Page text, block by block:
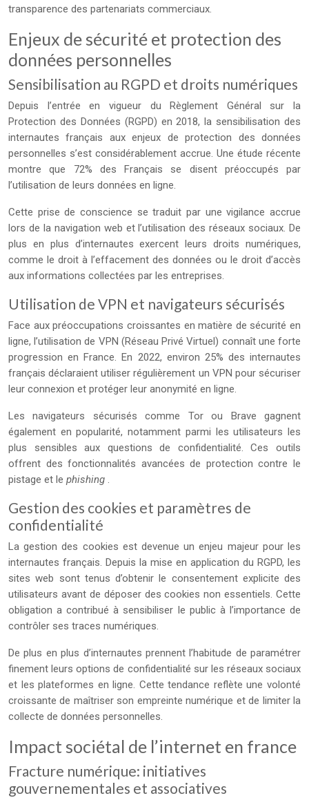
transparence des partenariats commerciaux.
Enjeux de sécurité et protection des
données personnelles
Sensibilisation au RGPD et droits numériques
Depuis l’entrée en vigueur du Règlement Général sur la
Protection des Données (RGPD) en 2018, la sensibilisation des
internautes français aux enjeux de protection des données
personnelles s’est considérablement accrue. Une étude récente
montre que 72% des Français se disent préoccupés par
l’utilisation de leurs données en ligne.
Cette prise de conscience se traduit par une vigilance accrue
lors de la navigation web et l’utilisation des réseaux sociaux. De
plus en plus d’internautes exercent leurs droits numériques,
comme le droit à l’effacement des données ou le droit d’accès
aux informations collectées par les entreprises.
Utilisation de VPN et navigateurs sécurisés
Face aux préoccupations croissantes en matière de sécurité en
ligne, l’utilisation de VPN (Réseau Privé Virtuel) connaît une forte
progression en France. En 2022, environ 25% des internautes
français déclaraient utiliser régulièrement un VPN pour sécuriser
leur connexion et protéger leur anonymité en ligne.
Les navigateurs sécurisés comme Tor ou Brave gagnent
également en popularité, notamment parmi les utilisateurs les
plus sensibles aux questions de confidentialité. Ces outils
offrent des fonctionnalités avancées de protection contre le
pistage et le phishing .
Gestion des cookies et paramètres de
confidentialité
La gestion des cookies est devenue un enjeu majeur pour les
internautes français. Depuis la mise en application du RGPD, les
sites web sont tenus d’obtenir le consentement explicite des
utilisateurs avant de déposer des cookies non essentiels. Cette
obligation a contribué à sensibiliser le public à l’importance de
contrôler ses traces numériques.
De plus en plus d’internautes prennent l’habitude de paramétrer
finement leurs options de confidentialité sur les réseaux sociaux
et les plateformes en ligne. Cette tendance reflète une volonté
croissante de maîtriser son empreinte numérique et de limiter la
collecte de données personnelles.
Impact sociétal de l’internet en france
Fracture numérique: initiatives
gouvernementales et associatives